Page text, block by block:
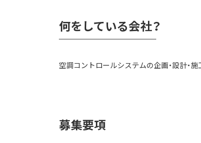
何をしている会社？
空調コントロールシステムの企画・設計・施
募集要項